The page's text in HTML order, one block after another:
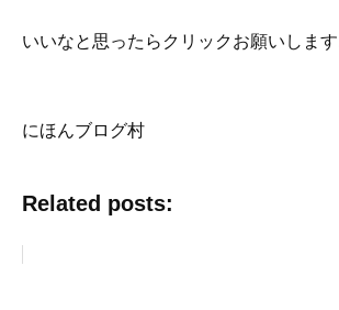
いいなと思ったらクリックお願いします
にほんブログ村
Related posts: